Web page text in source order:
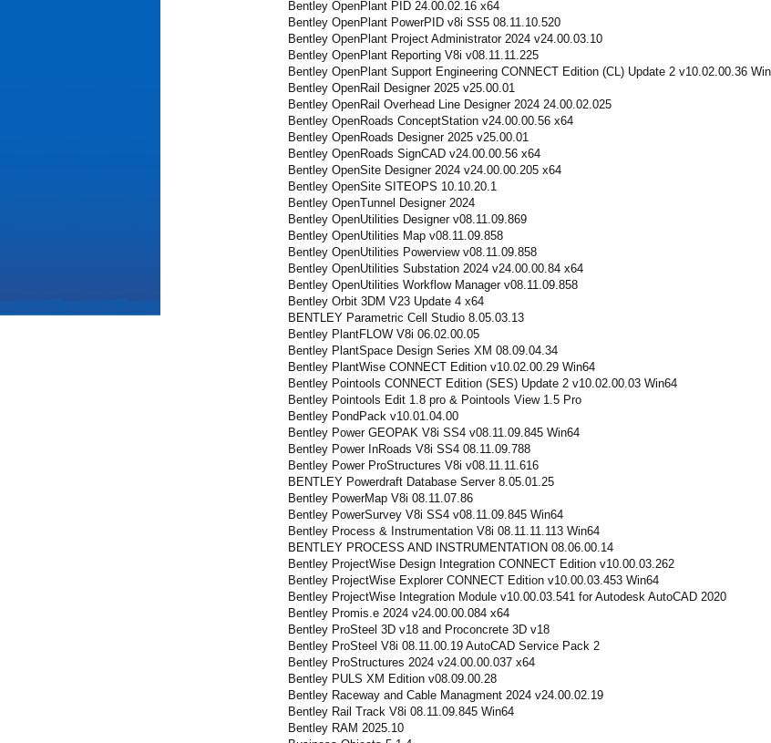
Bentley OpenPlant PID 24.00.02.16 x64
Bentley OpenPlant PowerPID v8i SS5 08.11.10.520
Bentley OpenPlant Project Administrator 2024 v24.00.03.10
Bentley OpenPlant Reporting V8i v08.11.11.225
Bentley OpenPlant Support Engineering CONNECT Edition (CL) Update 2 v10.02.00.36
Bentley OpenRail Designer 2025 v25.00.01
Bentley OpenRail Overhead Line Designer 2024 24.00.02.025
Bentley OpenRoads ConceptStation v24.00.00.56 x64
Bentley OpenRoads Designer 2025 v25.00.01
Bentley OpenRoads SignCAD v24.00.00.56 x64
Bentley OpenSite Designer 2024 v24.00.00.205 x64
Bentley OpenSite SITEOPS 10.10.20.1
Bentley OpenTunnel Designer 2024
Bentley OpenUtilities Designer v08.11.09.869
Bentley OpenUtilities Map v08.11.09.858
Bentley OpenUtilities Powerview v08.11.09.858
Bentley OpenUtilities Substation 2024 v24.00.00.84 x64
Bentley OpenUtilities Workflow Manager v08.11.09.858
Bentley Orbit 3DM V23 Update 4 x64
BENTLEY Parametric Cell Studio 8.05.03.13
Bentley PlantFLOW V8i 06.02.00.05
Bentley PlantSpace Design Series XM 08.09.04.34
Bentley PlantWise CONNECT Edition v10.02.00.29 Win64
Bentley Pointools CONNECT Edition (SES) Update 2 v10.02.00.03 Win64
Bentley Pointools Edit 1.8 pro & Pointools View 1.5 Pro
Bentley PondPack v10.01.04.00
Bentley Power GEOPAK V8i SS4 v08.11.09.845 Win64
Bentley Power InRoads V8i SS4 08.11.09.788
Bentley Power ProStructures V8i v08.11.11.616
BENTLEY Powerdraft Database Server 8.05.01.25
Bentley PowerMap V8i 08.11.07.86
Bentley PowerSurvey V8i SS4 v08.11.09.845 Win64
Bentley Process & Instrumentation V8i 08.11.11.113 Win64
BENTLEY PROCESS AND INSTRUMENTATION 08.06.00.14
Bentley ProjectWise Design Integration CONNECT Edition v10.00.03.262
Bentley ProjectWise Explorer CONNECT Edition v10.00.03.453 Win64
Bentley ProjectWise Integration Module v10.00.03.541 for Autodesk AutoCAD 2020
Bentley Promis.e 2024 v24.00.00.084 x64
Bentley ProSteel 3D v18 and Proconcrete 3D v18
Bentley ProSteel V8i 08.11.00.19 AutoCAD Service Pack 2
Bentley ProStructures 2024 v24.00.00.037 x64
Bentley PULS XM Edition v08.09.00.28
Bentley Raceway and Cable Managment 2024 v24.00.02.19
Bentley Rail Track V8i 08.11.09.845 Win64
Bentley RAM 2025.10